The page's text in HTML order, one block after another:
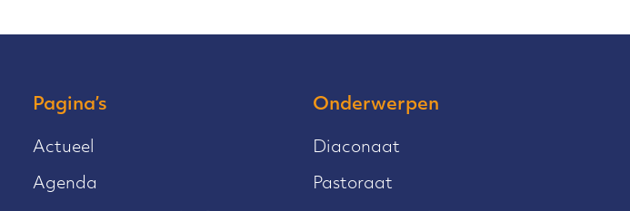
Pagina’s
Actueel
Agenda
Onderwerpen
Diaconaat
Pastoraat